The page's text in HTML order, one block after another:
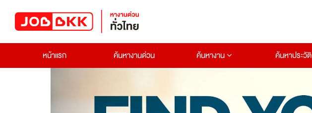
หน้าแรก
ค้นหางานด่วน ค้นหางาน ค้นหาประวัติ